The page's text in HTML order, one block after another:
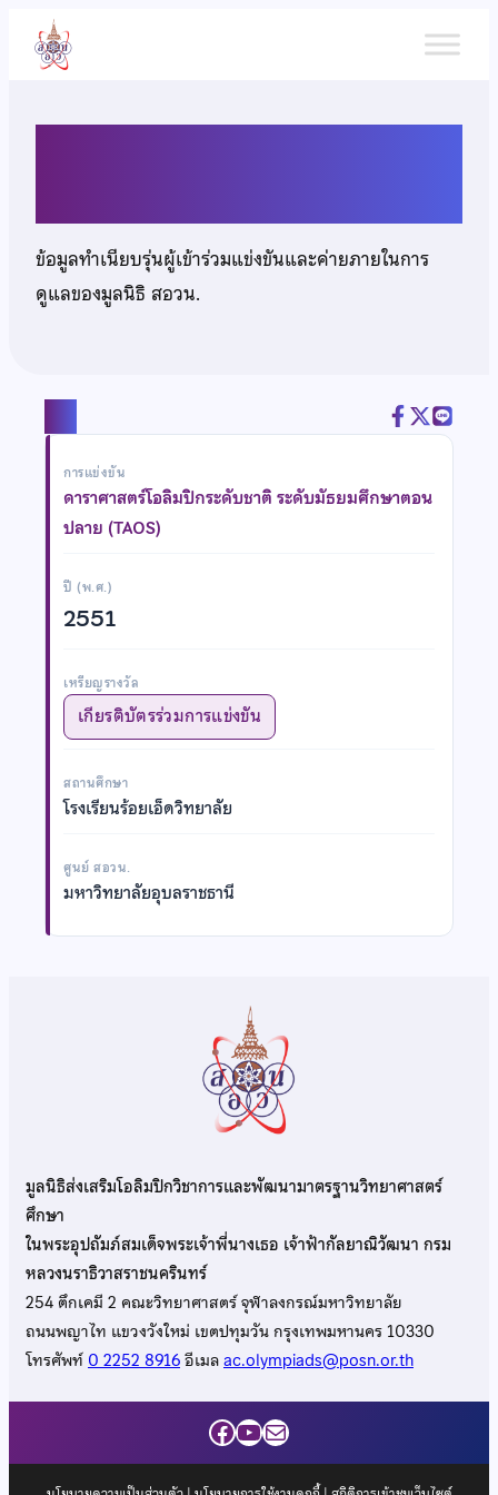
เนื้อหา
ข้อมูลทำเนียบรุ่นผู้เข้าร่วมแข่งขันและค่ายภายในการ
ดูแลของมูลนิธิ สอวน.
การแข่งขัน
ดาราศาสตร์โอลิมปิกระดับชาติ ระดับมัธยมศึกษาตอน
ปลาย (TAOS)
ปี (พ.ศ.)
2551
เหรียญรางวัล
เกียรติบัตรร่วมการแข่งขัน
สถานศึกษา
โรงเรียนร้อยเอ็ดวิทยาลัย
ศูนย์ สอวน.
มหาวิทยาลัยอุบลราชธานี
มูลนิธิส่งเสริมโอลิมปิกวิชาการและพัฒนามาตรฐานวิทยาศาสตร์
ศึกษา
ในพระอุปถัมภ์สมเด็จพระเจ้าพี่นางเธอ เจ้าฟ้ากัลยาณิวัฒนา กรม
หลวงนราธิวาสราชนครินทร์
254 ตึกเคมี 2 คณะวิทยาศาสตร์ จุฬาลงกรณ์มหาวิทยาลัย
ถนนพญาไท แขวงวังใหม่ เขตปทุมวัน กรุงเทพมหานคร 10330
โทรศัพท์0 2252 8916อีเมลac.olympiads@posn.or.th
Facebook
YouTube
Mail